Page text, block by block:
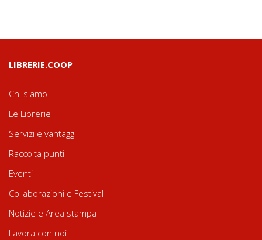
LIBRERIE.COOP
Chi siamo
Le Librerie
Servizi e vantaggi
Raccolta punti
Eventi
Collaborazioni e Festival
Notizie e Area stampa
Lavora con noi